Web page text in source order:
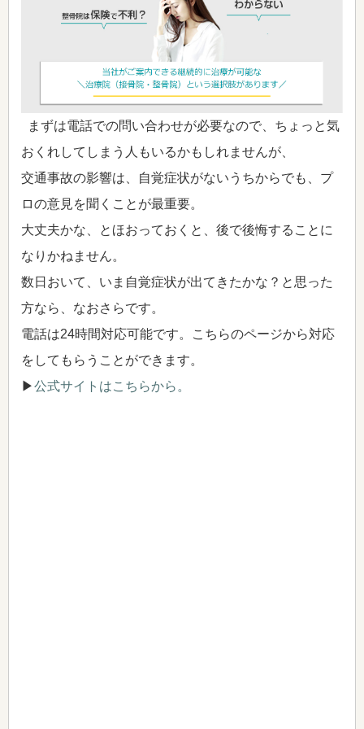
まずは電話での問い合わせが必要なので、ちょっと気
おくれしてしまう人もいるかもしれませんが、
交通事故の影響は、自覚症状がないうちからでも、プ
ロの意見を聞くことが最重要。
大丈夫かな、とほおっておくと、後で後悔することに
なりかねません。
数日おいて、いま自覚症状が出てきたかな？と思った
方なら、なおさらです。
電話は24時間対応可能です。こちらのページから対応
をしてもらうことができます。
▶公式サイトはこちらから。